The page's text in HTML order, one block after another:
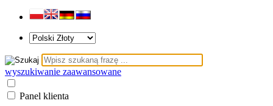
wyszukiwanie zaawansowane
Panel klienta